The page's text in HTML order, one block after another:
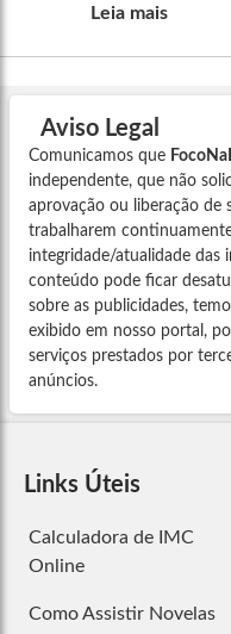
Leia mais
Aviso Legal
Comunicamos que
independente, que não
aprovação ou liberação de
trabalharem
integridade/atualidade das
conteúdo pode ficar
sobre as publicidades,
exibido em nosso portal,
serviços prestados por
anúncios.
Links Úteis
Calculadora de IMC
Online
Como Assistir Novelas